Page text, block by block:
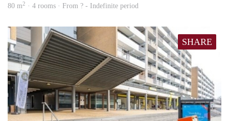
80 m2 · 4 rooms · From ? - Indefinite period
SHARE